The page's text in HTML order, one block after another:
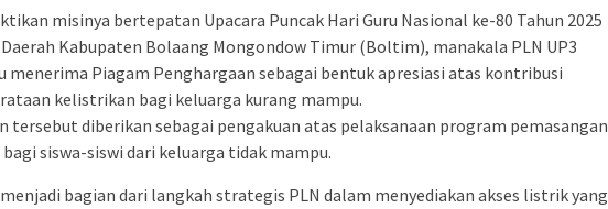
misinya bertepatan Upacara Puncak Hari Guru Nasional ke-80 Tahun 2025
Kabupaten Bolaang Mongondow Timur (Boltim), manakala PLN UP3
menerima Piagam Penghargaan sebagai bentuk apresiasi atas kontribusi
kelistrikan bagi keluarga kurang mampu.
tersebut diberikan sebagai pengakuan atas pelaksanaan program pemasangan
siswa-siswi dari keluarga tidak mampu.
bagian dari langkah strategis PLN dalam menyediakan akses listrik yang